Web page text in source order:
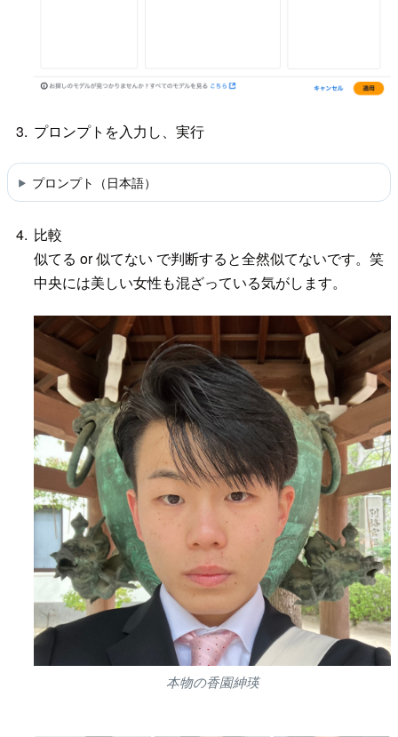
プロンプトを入力し、実行
プロンプト（日本語）
比較
似てる or 似てない で判断すると全然似てないです。笑
中央には美しい女性も混ざっている気がします。
本物の香園紳瑛